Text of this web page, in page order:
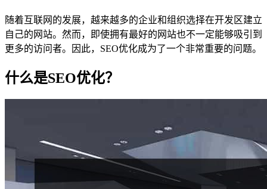
随着互联网的发展，越来越多的企业和组织选择在开发区建立
自己的网站。然而，即使拥有最好的网站也不一定能够吸引到
更多的访问者。因此，SEO优化成为了一个非常重要的问题。
什么是SEO优化？